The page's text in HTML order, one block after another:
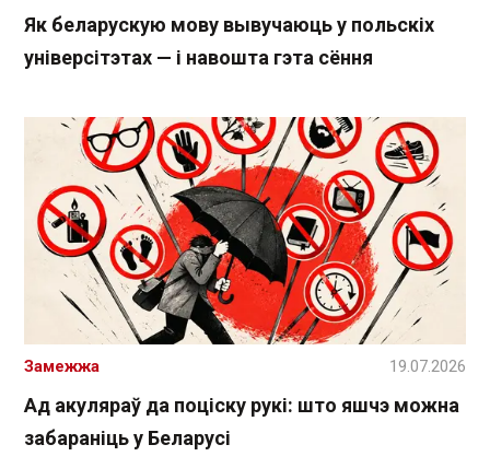
Як беларускую мову вывучаюць у польскіх
універсітэтах — і навошта гэта сёння
Ад акуляраў да поціску рукі: што яшчэ можна
забараніць у Беларусі
Замежжа 19.07.2026